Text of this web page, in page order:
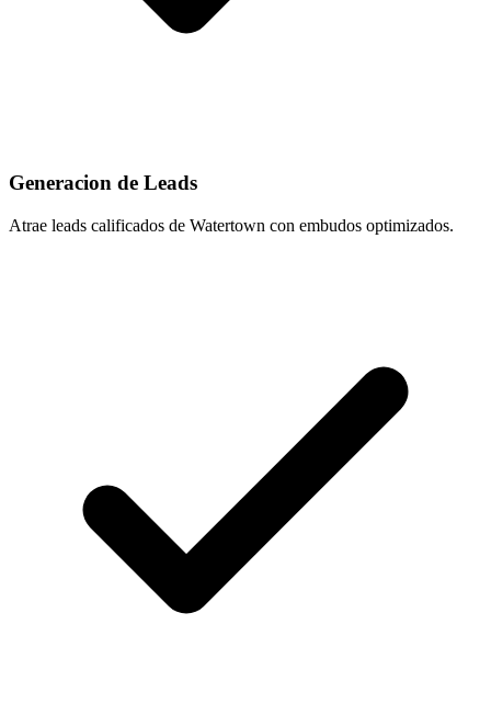
Generacion de Leads
Atrae leads calificados de Watertown con embudos optimizados.